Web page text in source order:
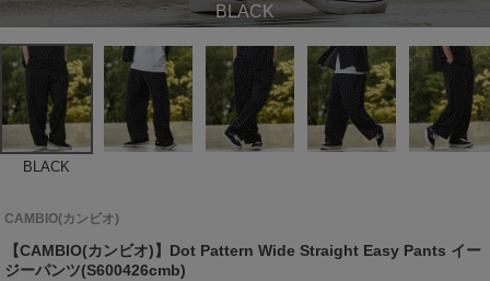
BLACK
BLACK
CAMBIO(カンビオ)
【CAMBIO(カンビオ)】Dot Pattern Wide Straight Easy Pants イー
ジーパンツ(S600426cmb)